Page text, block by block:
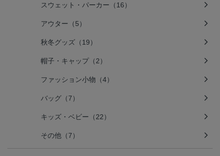
スウェット・パーカー（16）
アウター（5）
秋冬グッズ（19）
帽子・キャップ（2）
ファッション小物（4）
バッグ（7）
キッズ・ベビー（22）
その他（7）